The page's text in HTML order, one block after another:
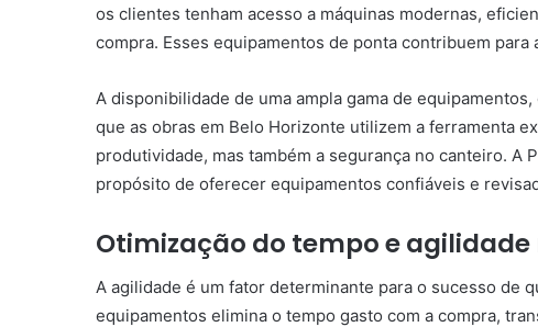
os clientes tenham acesso a máquinas modernas,
compra. Esses equipamentos de ponta contribuem para
A disponibilidade de uma ampla gama de
que as obras em Belo Horizonte utilizem a ferramenta
produtividade, mas também a segurança no canteiro. A
propósito de oferecer equipamentos confiáveis e
Otimização do tempo e agilidade
A agilidade é um fator determinante para o sucesso de
equipamentos elimina o tempo gasto com a compra,